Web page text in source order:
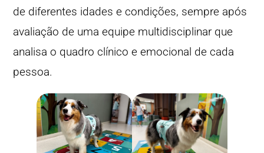
de diferentes idades e condições, sempre após
avaliação de uma equipe multidisciplinar que
analisa o quadro clínico e emocional de cada
pessoa.